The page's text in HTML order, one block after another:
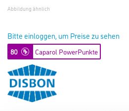
Abbildung ähnlich
Bitte einloggen, um Preise zu sehen
80 Caparol PowerPunkte